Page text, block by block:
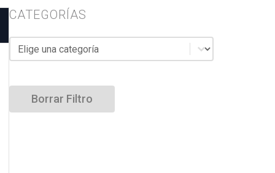
CATEGORÍAS
Categorías
Categorías
Borrar Filtro